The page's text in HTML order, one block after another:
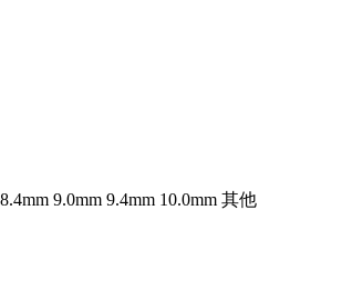
8.4mm 9.0mm 9.4mm 10.0mm 其他